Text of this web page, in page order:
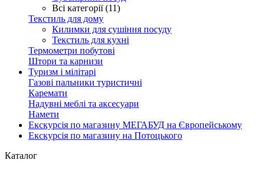
Всі категорії (11)
Текстиль для дому
Килимки для сушіння посуду
Текстиль для кухні
Термометри побутові
Штори та карнизи
Туризм і мілітарі
Газові пальники туристичні
Каремати
Надувні меблі та аксесуари
Намети
Екскурсія по магазину МЕГАБУД на Європейському
Екскурсія по магазину на Потоцького
Каталог